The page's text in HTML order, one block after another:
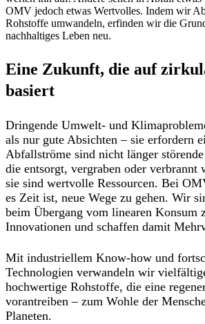
OMV jedoch etwas Wertvolles. Indem wir
Rohstoffe umwandeln, erfinden wir die
nachhaltiges Leben neu.
Eine Zukunft, die auf
basiert
Dringende Umwelt- und
als nur gute Absichten – sie erfordern
Abfallströme sind nicht länger
die entsorgt, vergraben oder verbrannt
sie sind wertvolle Ressourcen. Bei
es Zeit ist, neue Wege zu gehen. Wir
beim Übergang vom linearen Konsum
Innovationen und schaffen damit
Mit industriellem Know-how und
Technologien verwandeln wir
hochwertige Rohstoffe, die eine
vorantreiben – zum Wohle der
Planeten.